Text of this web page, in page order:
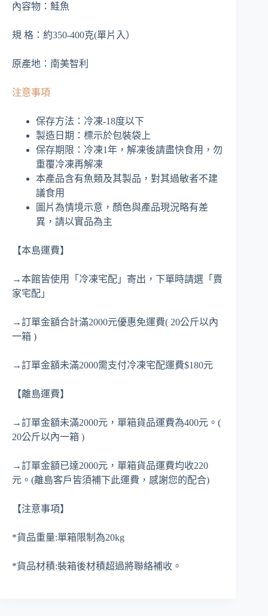
內容物：鮭魚
規 格：約350-400克(單片入）
原產地：南美智利
注意事項
保存方法：冷凍-18度以下
製造日期：標示於包裝袋上
保存期限：冷凍1年，解凍後請盡快食用，勿
重覆冷凍再解凍
本產品含有魚類及其製品，對其過敏者不建
議食用
圖片為情境示意，顏色與產品現況略有差
異，請以實品為主
【本島運費】
→本館皆使用「冷凍宅配」寄出，下單時請選「賣
家宅配」
→訂單金額合計滿2000元優惠免運費( 20公斤以內
一箱 )
→訂單金額未滿2000需支付冷凍宅配運費$180元
【離島運費】
→訂單金額未滿2000元，單箱貨品運費為400元。(
20公斤以內一箱 )
→訂單金額已達2000元，單箱貨品運費均收220
元。(離島客戶皆須補下此運費，感謝您的配合)
【注意事項】
*貨品重量:單箱限制為20kg
*貨品材積:裝箱後材積超過將聯絡補收。